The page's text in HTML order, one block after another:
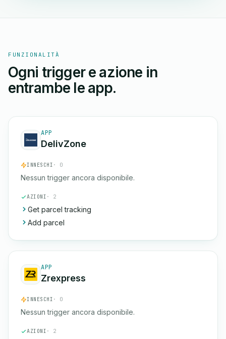
FUNZIONALITÀ
Ogni trigger e azione in
entrambe le app.
APP
DelivZone
INNESCHI · 0
Nessun trigger ancora disponibile.
AZIONI · 2
Get parcel tracking
Add parcel
APP
Zrexpress
INNESCHI · 0
Nessun trigger ancora disponibile.
AZIONI · 2